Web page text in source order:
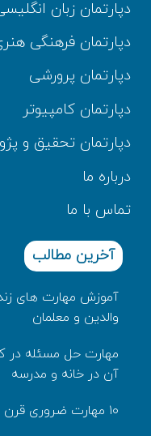
دپارتمان زبان
دپارتمان فرهنگی
دپارتمان پرورشی
دپارتمان کامپیوتر
دپارتمان تحقیق و
درباره ما
تماس با ما
آخرین مطالب
آموزش مهارت های
والدین و معلمان
مهارت حل مسئله در
آن در خانه و مدرسه
۱۰ مهارت ضروری قرن ۲۱ برای کودکان دبستانی